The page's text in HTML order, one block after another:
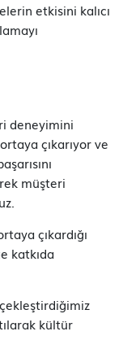
etkisini kalıcı
deneyimini
çıkarıyor ve
müşteri
çıkardığı
katkıda
kültür